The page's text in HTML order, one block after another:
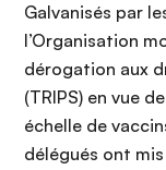
Galvanisés par
l’Organisation
dérogation aux
(TRIPS) en vue
échelle de
délégués ont